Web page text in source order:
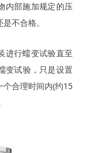
内部施加规定的压
不合格。
进行蠕变试验直至
变试验，只是设置
个合理时间内(约15